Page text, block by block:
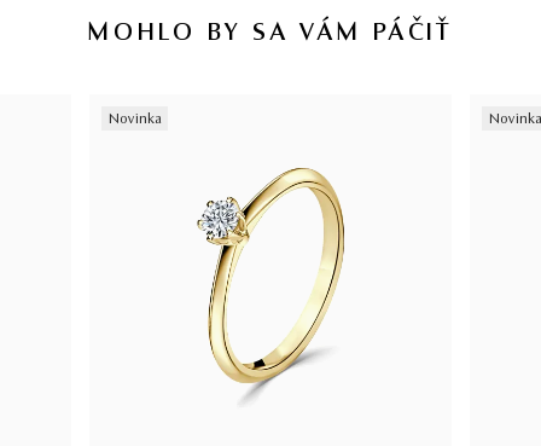
MOHLO BY SA VÁM PÁČIŤ
Novinka Novinka